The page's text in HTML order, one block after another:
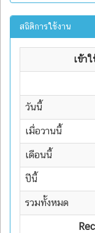
สถิติการใช้งาน
เข้า
วันนี้
เมื่อวานนี้
เดือนนี้
ปีนี้
รวมทั้งหมด